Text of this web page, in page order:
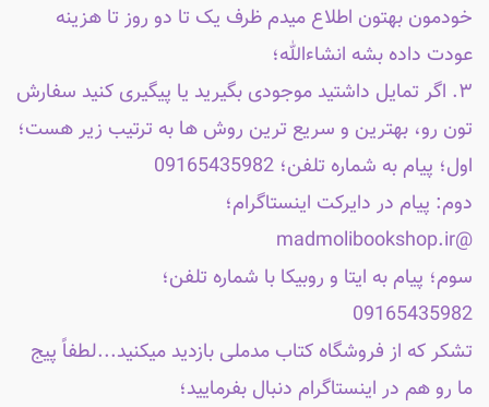
خودمون بهتون اطلاع میدم ظرف یک تا دو روز تا هزینه
عودت داده بشه انشاءالله؛
۳. اگر تمایل داشتید موجودی بگیرید یا پیگیری کنید سفارش
تون رو، بهترین و سریع ترین روش ها به ترتیب زیر هست؛
اول؛ پیام به شماره تلفن؛ 09165435982
دوم: پیام در دایرکت اینستاگرام؛
@madmolibookshop.ir
سوم؛ پیام به ایتا و روبیکا با شماره تلفن؛
09165435982
تشکر که از فروشگاه کتاب مدملی بازدید میکنید...لطفاً پیج
ما رو هم در اینستاگرام دنبال بفرمایید؛